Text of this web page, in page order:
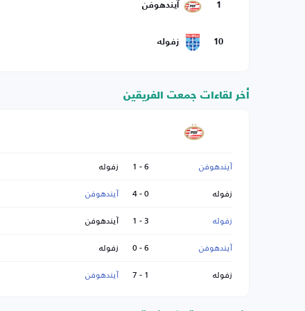
1 آيندهوفن
10 زفوله
أخر لقاءات جمعت الفريقين
آيندهوفن 6 - 1 زفوله
زفوله
0 - 4 آيندهوفن
زفوله
3 - 1 آيندهوفن
آيندهوفن
6 - 0 زفوله
زفوله
1 - 7 آيندهوفن